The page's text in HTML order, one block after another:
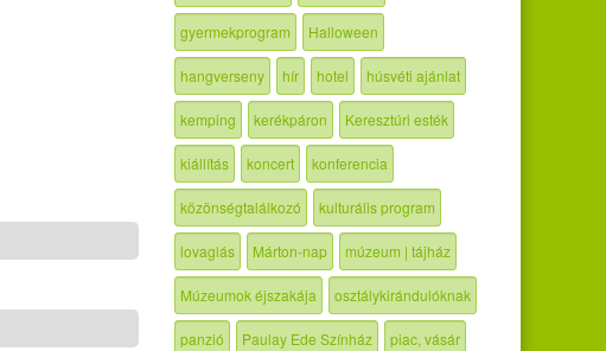
gyermekprogram Halloween
hangverseny hír hotel húsvéti ajánlat
kemping kerékpáron Keresztúri esték
kiállítás koncert konferencia
közönségtalálkozó kulturális program
lovaglás Márton-nap múzeum | tájház
Múzeumok éjszakája osztálykirándulóknak
panzió Paulay Ede Színház piac, vásár